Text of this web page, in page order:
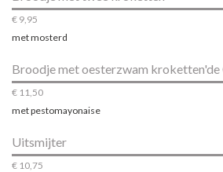
€ 9,95
met mosterd
Broodje met oesterzwam kroketten'de
€ 11,50
met pestomayonaise
Uitsmijter
€ 10,75